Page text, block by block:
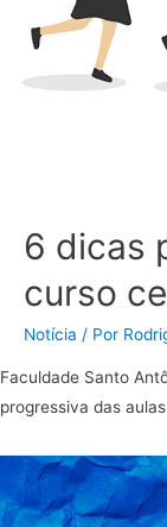
6 dicas
curso
Notícia / Por
Faculdade Santo
progressiva das